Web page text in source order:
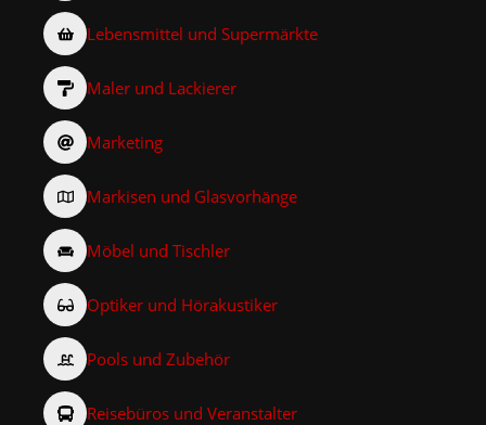
Lebensmittel und Supermärkte
Maler und Lackierer
Marketing
Markisen und Glasvorhänge
Möbel und Tischler
Optiker und Hörakustiker
Pools und Zubehör
Reisebüros und Veranstalter